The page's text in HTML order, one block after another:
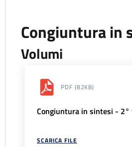
Congiuntura in
Volumi
PDF (82KB)
Congiuntura in sintesi -
SCARICA FILE